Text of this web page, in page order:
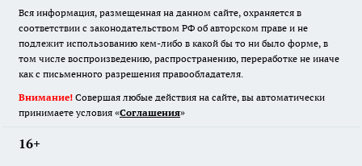
Вся информация, размещенная на данном сайте, охраняется в
соответствии с законодательством РФ об авторском праве и не
подлежит использованию кем-либо в какой бы то ни было форме, в
том числе воспроизведению, распространению, переработке не иначе
как с письменного разрешения правообладателя.
Внимание! Совершая любые действия на сайте, вы автоматически
принимаете условия «Cоглашения»
16+